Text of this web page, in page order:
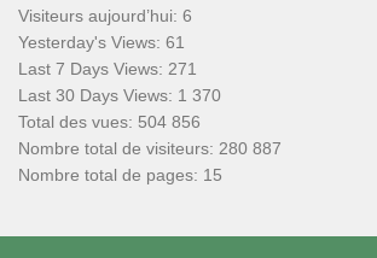
Visiteurs aujourd’hui: 6
Yesterday's Views: 61
Last 7 Days Views: 271
Last 30 Days Views: 1 370
Total des vues: 504 856
Nombre total de visiteurs: 280 887
Nombre total de pages: 15